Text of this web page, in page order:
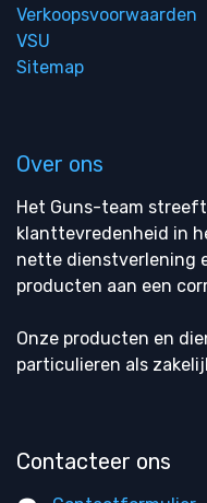
Verkoopsvoorwaarden
VSU
Sitemap
Over ons
Het Guns-team
klanttevredenheid in
nette dienstverlening
producten aan een
Onze producten en
particulieren als
Contacteer ons